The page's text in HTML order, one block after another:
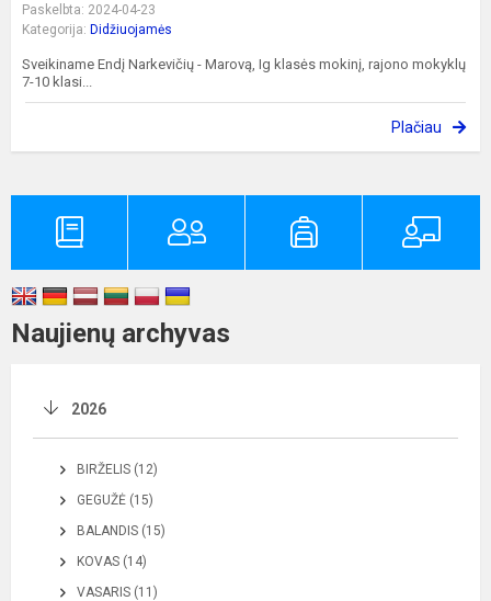
Paskelbta: 2024-04-23
Kategorija: Didžiuojamės
Sveikiname Endį Narkevičių - Marovą, Ig klasės mokinį, rajono mokyklų
7-10 klasi...
Plačiau
Naujienų archyvas
2026
BIRŽELIS (12)
GEGUŽĖ (15)
BALANDIS (15)
KOVAS (14)
VASARIS (11)